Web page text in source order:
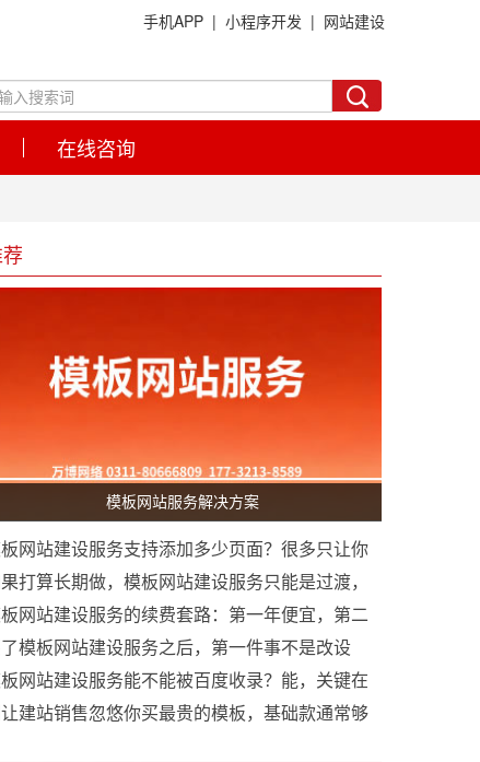
网站建设
小程序开发 |
手机APP |
在线咨询
模板网站服务解决方案
网站建设服务支持添加多少页面？很多只让你
页以内
打算长期做，模板网站建设服务只能是过渡，
要升级定制网站
网站建设服务的续费套路：第一年便宜，第二
倍
模板网站建设服务之后，第一件事不是改设
是改联系方式
网站建设服务能不能被百度收录？能，关键在
容
建站销售忽悠你买最贵的模板，基础款通常够